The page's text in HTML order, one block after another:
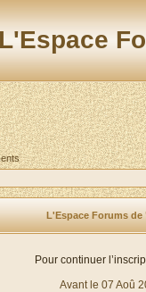
L'Espace
L'Espace Forums
Pour continuer
Avant le 07 Aoû